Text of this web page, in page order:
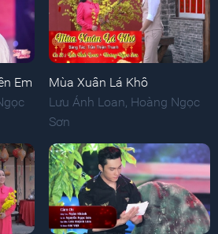
Em
Mùa Xuân Lá Khô
Lưu Ánh Loan Hoàng Ngọc
Sơn